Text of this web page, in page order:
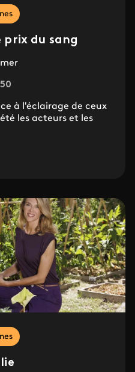
du sang
à l'éclairage de ceux
les acteurs et les